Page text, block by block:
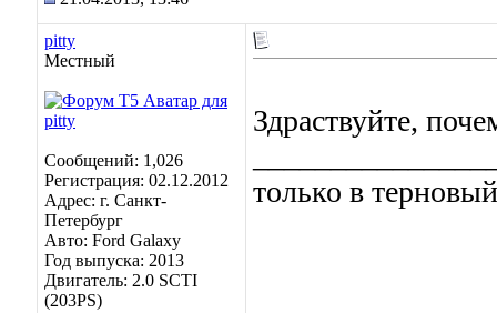
pitty
Местный
Сообщений: 1,026
Регистрация: 02.12.2012
Адрес: г. Санкт-
Петербург
Авто: Ford Galaxy
Год выпуска: 2013
Двигатель: 2.0 SCTI
(203PS)
Здраствуйте,
только в